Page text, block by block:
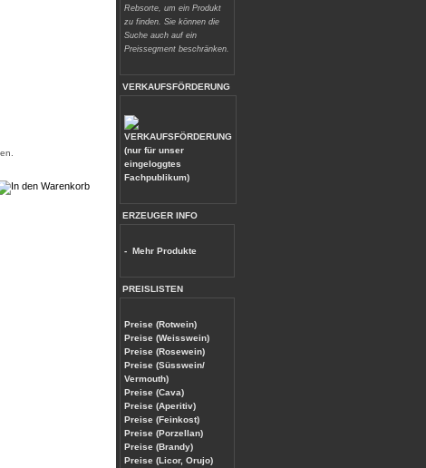
Rebsorte, um ein Produkt
zu finden. Sie können die
Suche auch auf ein
Preissegment beschränken.
VERKAUFSFÖRDERUNG
(nur für unser
eingeloggtes
Fachpublikum)
ERZEUGER INFO
- Mehr Produkte
PREISLISTEN
Preise (Rotwein)
Preise (Weisswein)
Preise (Rosewein)
Preise (Süsswein/
Vermouth)
Preise (Cava)
Preise (Aperitiv)
Preise (Feinkost)
Preise (Porzellan)
Preise (Brandy)
Preise (Licor, Orujo)